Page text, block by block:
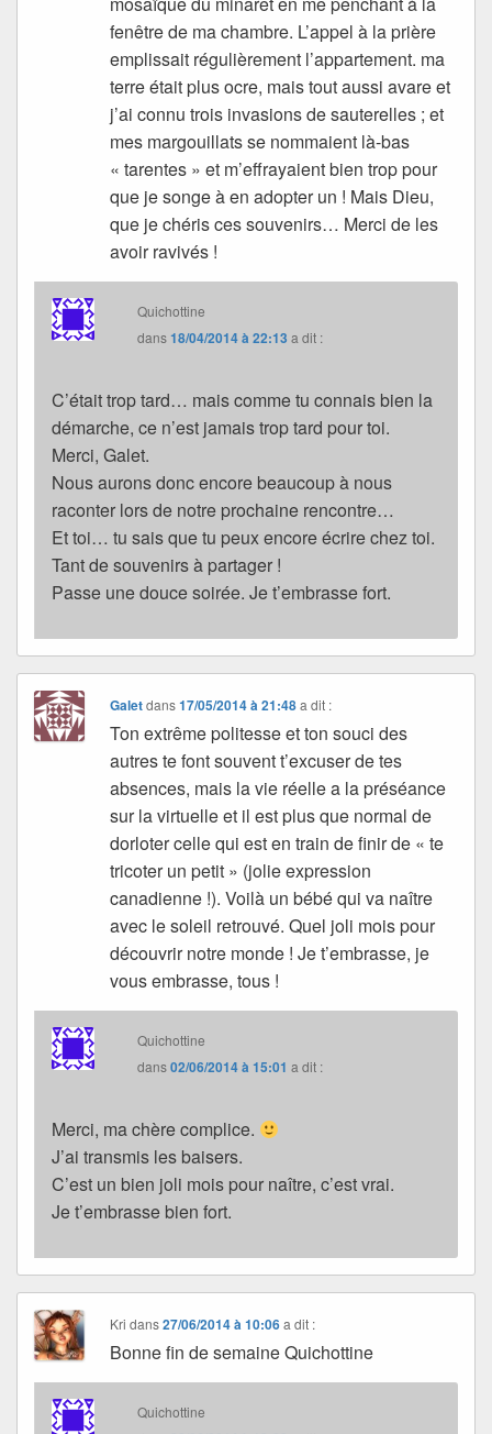
fenêtre de ma chambre. L’appel à la prière
emplissait régulièrement l’appartement. ma
terre était plus ocre, mais tout aussi avare et
j’ai connu trois invasions de sauterelles ; et
mes margouillats se nommaient là-bas
« tarentes » et m’effrayaient bien trop pour
que je songe à en adopter un ! Mais Dieu,
que je chéris ces souvenirs… Merci de les
avoir ravivés !
Quichottine
dans18/04/2014 à 22:13 a dit :
C’était trop tard… mais comme tu connais bien la
démarche, ce n’est jamais trop tard pour toi.
Merci, Galet.
Nous aurons donc encore beaucoup à nous
raconter lors de notre prochaine rencontre…
Et toi… tu sais que tu peux encore écrire chez toi.
Tant de souvenirs à partager !
Passe une douce soirée. Je t’embrasse fort.
Galetdans17/05/2014 à 21:48 a dit :
Ton extrême politesse et ton souci des
autres te font souvent t’excuser de tes
absences, mais la vie réelle a la préséance
sur la virtuelle et il est plus que normal de
dorloter celle qui est en train de finir de « te
tricoter un petit » (jolie expression
canadienne !). Voilà un bébé qui va naître
avec le soleil retrouvé. Quel joli mois pour
découvrir notre monde ! Je t’embrasse, je
vous embrasse, tous !
Quichottine
dans02/06/2014 à 15:01 a dit :
Merci, ma chère complice.
J’ai transmis les baisers.
C’est un bien joli mois pour naître, c’est vrai.
Je t’embrasse bien fort.
Kri dans27/06/2014 à 10:06 a dit :
Bonne fin de semaine Quichottine
Quichottine